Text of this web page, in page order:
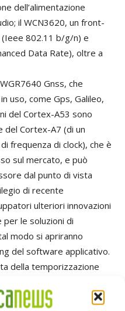
dell’alimentazione
il WCN3620, un front-
802.11 b/g/n) e
Data Rate), oltre a
Gnss, che
uso, come Gps, Galileo,
del Cortex-A53 sono
del Cortex-A7 (di un
frequenza di clock), che è
sul mercato, e può
dal punto di vista
di recente
ulteriori innovazioni
le soluzioni di
modo si apriranno
del software applicativo.
della temporizzazione
come istanza